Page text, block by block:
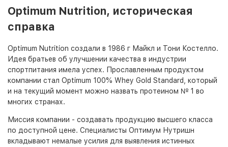
Optimum Nutrition, историческая
справка
Optimum Nutrition создали в 1986 г Майкл и Тони Костелло.
Идея братьев об улучшении качества в индустрии
спортпитания имела успех. Прославленным продуктом
компании стал Optimum 100% Whey Gold Standard, который
и на текущий момент можно назвать протеином № 1 во
многих странах.
Миссия компании - создавать продукцию высшего класса
по доступной цене. Специалисты Оптимум Нутришн
вкладывают немалые усилия для выявления истинных